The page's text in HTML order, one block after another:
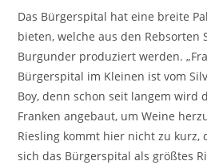
Das Bürgerspital hat eine breite
bieten, welche aus den Rebsorten
Burgunder produziert werden.
Bürgerspital im Kleinen ist vom
Boy, denn schon seit langem wird
Franken angebaut, um Weine
Riesling kommt hier nicht zu kurz,
sich das Bürgerspital als größtes